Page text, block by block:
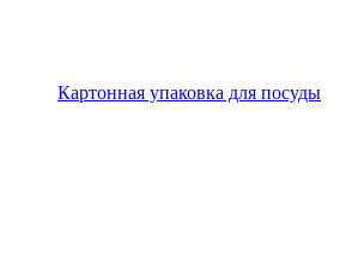
Картонная упаковка для посуды